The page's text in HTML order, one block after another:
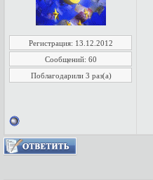
Регистрация: 13.12.2012
Сообщений: 60
Поблагодарили 3 раз(а)